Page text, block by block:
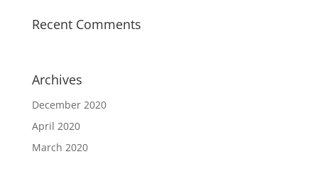
Recent Comments
Archives
December 2020
April 2020
March 2020